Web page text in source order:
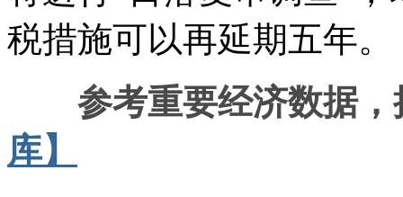
税措施可以再延期五年。
参考重要经济数据
库】